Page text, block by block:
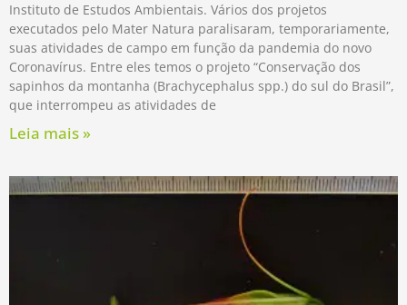
Instituto de Estudos Ambientais. Vários dos projetos
executados pelo Mater Natura paralisaram, temporariamente,
suas atividades de campo em função da pandemia do novo
Coronavírus. Entre eles temos o projeto “Conservação dos
sapinhos da montanha (Brachycephalus spp.) do sul do Brasil”,
que interrompeu as atividades de
Leia mais »